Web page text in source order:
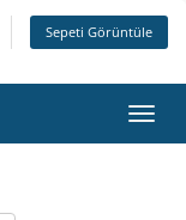
Sepeti Görüntüle